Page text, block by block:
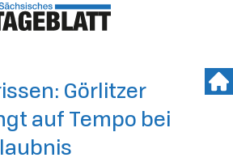
Görlitzer
auf Tempo bei